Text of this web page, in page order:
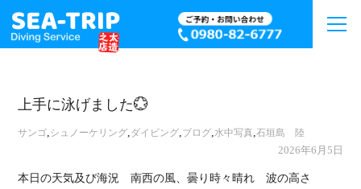
上手に泳げました💮
サンゴ, シュノーケリング,ダイビング,ブログ,水中写真,石垣島 陸
2026年6月5日
本日の天気及び海況 南西の風、曇り時々晴れ 波の高さ